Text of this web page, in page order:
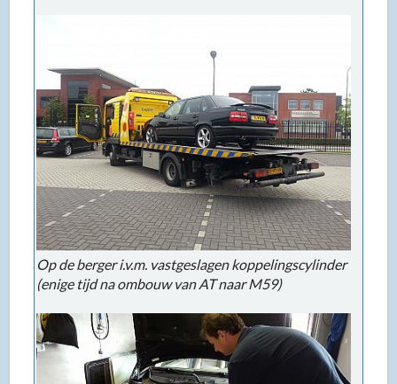
Op de berger i.v.m. vastgeslagen koppelingscylinder
(enige tijd na ombouw van AT naar M59)